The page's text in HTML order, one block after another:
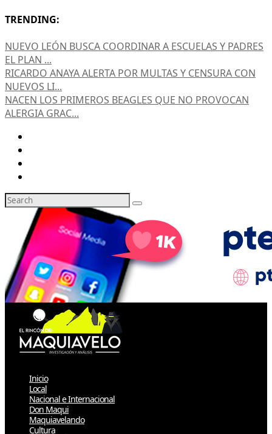
TRENDING:
NUEVO LEÓN BUSCA COORDINAR A ESCUELAS Y PADRES
EL PLAN ...
RICARDO ANAYA ALERTA POR MULTAS Y CENSURA CON
NUEVOS LI...
NACEN LOS PRIMEROS BEAGLES QUE NO PROVOCAN
ALERGIA GRAC...
Inicio
Local
Nacional e Internacional
Don Maqui
Maquiavelando
Cultura